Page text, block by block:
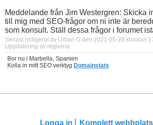
Meddelande från Jim Westergren: Skicka
till mig med SEO-frågor om ni inte är
som konsult. Ställ dessa frågor i forumet
Senast redigerat av Urban G den 2021-05-28 klockan
Uppdatering av reglerna
Bor nu i Marbella, Spanien
Kolla in mitt SEO verktyg Domainstats
Logga in Komplett webbplats